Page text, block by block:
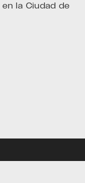
la Ciudad de